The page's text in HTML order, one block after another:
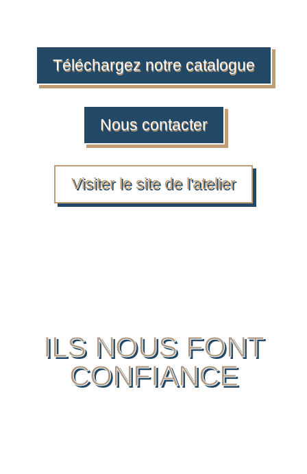
Téléchargez notre catalogue
Nous contacter
Visiter le site de l'atelier
ILS NOUS FONT
CONFIANCE